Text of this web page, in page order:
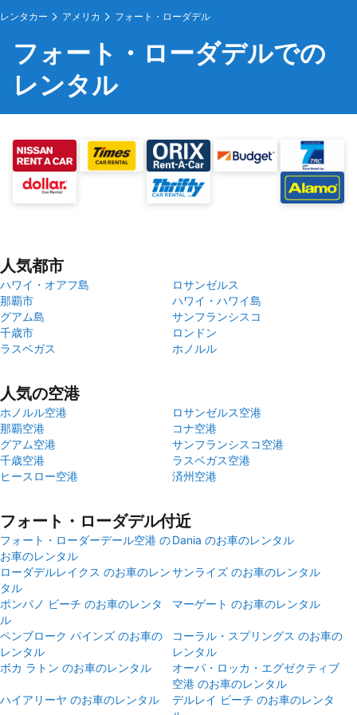
レンタカー アメリカ フォート・ローダデル
フォート・ローダデルでの
レンタル
人気都市
ハワイ・オアフ島
ロサンゼルス
那覇市
ハワイ・ハワイ島
グアム島
サンフランシスコ
千歳市
ロンドン
ラスベガス
ホノルル
人気の空港
ホノルル空港
ロサンゼルス空港
那覇空港
コナ空港
グアム空港
サンフランシスコ空港
千歳空港
ラスベガス空港
ヒースロー空港
済州空港
フォート・ローダデル付近
フォート・ローダーデール空港 の
お車のレンタル
Dania のお車のレンタル
ローダデルレイクス のお車のレン
タル
サンライズ のお車のレンタル
ポンパノ ビーチ のお車のレンタ
ル
マーゲート のお車のレンタル
ペンブローク パインズ のお車の
レンタル
コーラル・スプリングス のお車の
レンタル
ボカ ラトン のお車のレンタル
オーパ・ロッカ・エグゼクティブ
空港 のお車のレンタル
ハイアリーヤ のお車のレンタル
デルレイ ビーチ のお車のレンタ